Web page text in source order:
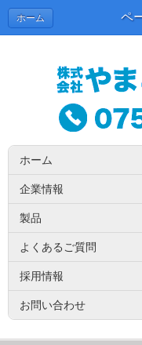
ホーム
ホーム
企業情報
製品
よくあるご質問
採用情報
お問い合わせ